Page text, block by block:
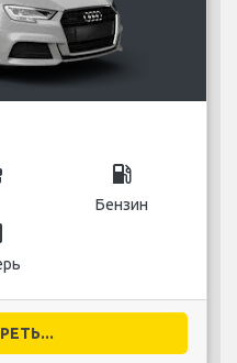
local_gas_station
Бензин